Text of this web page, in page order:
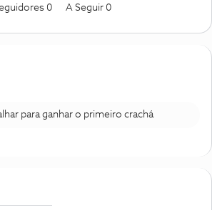
0 A Seguir 0
para ganhar o primeiro crachá